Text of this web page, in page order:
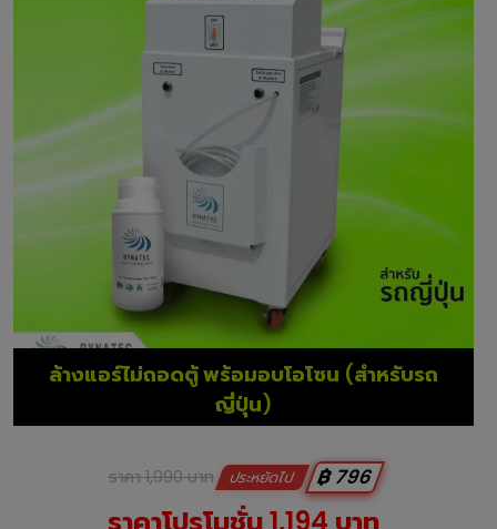
ล้างแอร์ไม่ถอดตู้ พร้อมอบโอโซน (สำหรับรถ
ญี่ปุ่น)
ราคา 1,990 บาท ประหยัดไป ฿ 796
ราคาโปรโมชั่น 1,194 บาท